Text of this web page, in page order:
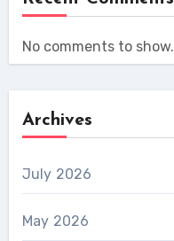
No comments to show.
Archives
July 2026
May 2026